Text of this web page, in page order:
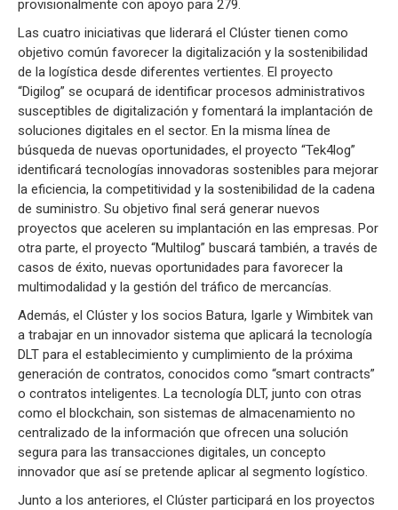
provisionalmente con apoyo para 279.
Las cuatro iniciativas que liderará el Clúster tienen como
objetivo común favorecer la digitalización y la sostenibilidad
de la logística desde diferentes vertientes. El proyecto
“Digilog” se ocupará de identificar procesos administrativos
susceptibles de digitalización y fomentará la implantación de
soluciones digitales en el sector. En la misma línea de
búsqueda de nuevas oportunidades, el proyecto “Tek4log”
identificará tecnologías innovadoras sostenibles para mejorar
la eficiencia, la competitividad y la sostenibilidad de la cadena
de suministro. Su objetivo final será generar nuevos
proyectos que aceleren su implantación en las empresas. Por
otra parte, el proyecto “Multilog” buscará también, a través de
casos de éxito, nuevas oportunidades para favorecer la
multimodalidad y la gestión del tráfico de mercancías.
Además, el Clúster y los socios Batura, Igarle y Wimbitek van
a trabajar en un innovador sistema que aplicará la tecnología
DLT para el establecimiento y cumplimiento de la próxima
generación de contratos, conocidos como “smart contracts”
o contratos inteligentes. La tecnología DLT, junto con otras
como el blockchain, son sistemas de almacenamiento no
centralizado de la información que ofrecen una solución
segura para las transacciones digitales, un concepto
innovador que así se pretende aplicar al segmento logístico.
Junto a los anteriores, el Clúster participará en los proyectos